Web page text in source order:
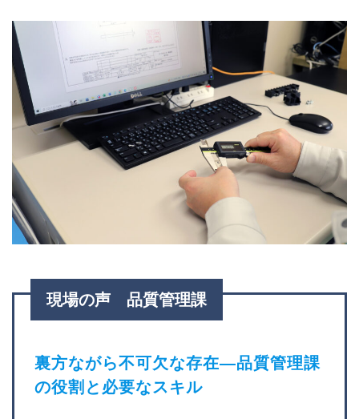
現場の声 品質管理課
裏方ながら不可欠な存在―品質管理課
の役割と必要なスキル